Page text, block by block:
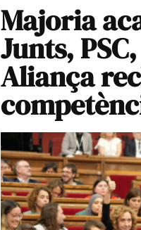
Majoria
Junts,
Aliança